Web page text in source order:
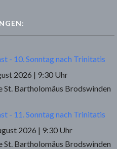
- 10. Sonntag nach Trinitatis
2026 | 9:30 Uhr
St. Bartholomäus Brodswinden
- 11. Sonntag nach Trinitatis
2026 | 9:30 Uhr
St. Bartholomäus Brodswinden